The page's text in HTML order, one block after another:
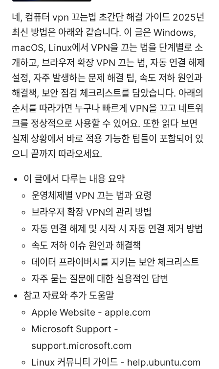
네, 컴퓨터 vpn 끄는법 초간단 해결 가이드 2025년
최신 방법은 아래와 같습니다. 이 글은 Windows,
macOS, Linux에서 VPN을 끄는 법을 단계별로 소
개하고, 브라우저 확장 VPN 끄는 법, 자동 연결 해제
설정, 자주 발생하는 문제 해결 팁, 속도 저하 원인과
해결책, 보안 점검 체크리스트를 담았습니다. 아래의
순서를 따라가면 누구나 빠르게 VPN을 끄고 네트워
크를 정상적으로 사용할 수 있어요. 또한 읽다 보면
실제 상황에서 바로 적용 가능한 팁들이 포함되어 있
으니 끝까지 따라오세요.
이 글에서 다루는 내용 요약
운영체제별 VPN 끄는 법과 요령
브라우저 확장 VPN의 관리 방법
자동 연결 해제 및 시작 시 자동 연결 제거 방법
속도 저하 이슈 원인과 해결책
데이터 프라이버시를 지키는 보안 체크리스트
자주 묻는 질문에 대한 실용적인 답변
참고 자료와 추가 도움말
Apple Website - apple.com
Microsoft Support -
support.microsoft.com
Linux 커뮤니티 가이드 - help.ubuntu.com